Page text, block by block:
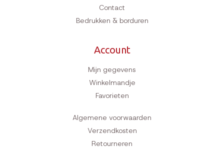
Contact
Bedrukken & borduren
Account
Mijn gegevens
Winkelmandje
Favorieten
Algemene voorwaarden
Verzendkosten
Retourneren